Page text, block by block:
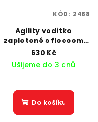
Agility vodítko
zapletené s fleecem
Tail vibes only
630 Kč
Ušijeme do 3 dnů
Do košíku
KÓD: 2488